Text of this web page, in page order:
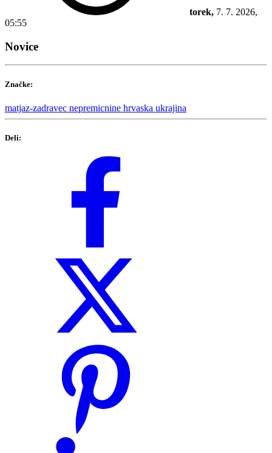
torek, 7. 7. 2026,
05:55
Novice
Značke:
matjaz-zadravec nepremicnine hrvaska ukrajina
Deli: